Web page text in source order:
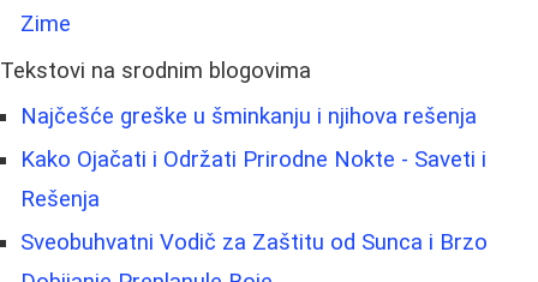
Zime
Tekstovi na srodnim blogovima
Najčešće greške u šminkanju i njihova rešenja
Kako Ojačati i Održati Prirodne Nokte - Saveti i
Rešenja
Sveobuhvatni Vodič za Zaštitu od Sunca i Brzo